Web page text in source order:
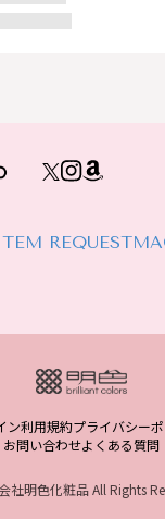
REQUEST
ン利用規約プライバシー
お問い合わせよくある質問
社明色化粧品 All Rights